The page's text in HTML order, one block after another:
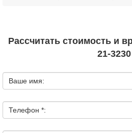
Рассчитать стоимость и
21-3230
Ваше имя:
Телефон *: